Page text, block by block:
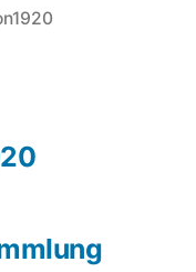
unter